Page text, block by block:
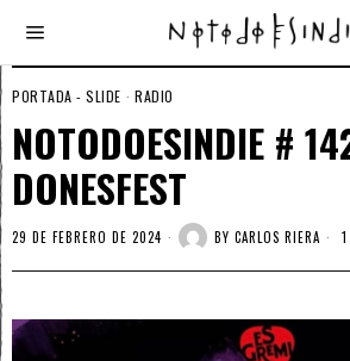
PORTADA - SLIDE · RADIO
NOTODOESINDIE #
DONESFEST
29 DE FEBRERO DE 2024 BY CARLOS RIERA